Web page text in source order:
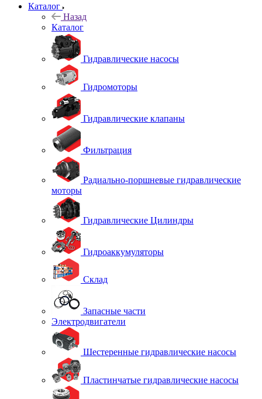
Каталог
Назад
Каталог
Гидравлические насосы
Гидромоторы
Гидравлические клапаны
Фильтрация
Радиально-поршневые гидравлические
моторы
Гидравлические Цилиндры
Гидроаккумуляторы
Склад
Запасные части
Электродвигатели
Шестеренные гидравлические насосы
Пластинчатые гидравлические насосы